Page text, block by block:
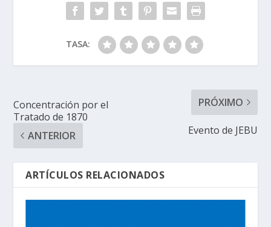
TASA:
Concentración por el
Tratado de 1870
ANTERIOR
PRÓXIMO
Evento de JEBU
ARTÍCULOS RELACIONADOS